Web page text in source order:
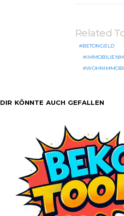
Related
BETONGELD
DIR KÖNNTE AUCH GEFALLEN